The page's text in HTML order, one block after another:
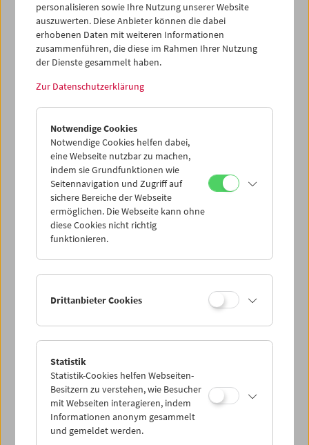
Meden und Christoph Huber in englischer Sprache.
Erhältlich seit 14. April 2022
Präsentation der DVD und Vorführung von
Anwesenheit von Lav Diaz.
DVD-Präsentation
Edition Filmmuseum
personalisieren sowie Ihre Nutzung unserer Website
auszuwerten. Diese Anbieter können die dabei
erhobenen Daten mit weiteren Informationen
zusammenführen, die diese im Rahmen Ihrer Nutzung
der Dienste gesammelt haben.
Zur Datenschutzerklärung
Notwendige Cookies
Notwendige Cookies helfen dabei,
eine Webseite nutzbar zu machen,
indem sie Grundfunktionen wie
Seitennavigation und Zugriff auf
sichere Bereiche der Webseite
ermöglichen. Die Webseite kann ohne
diese Cookies nicht richtig
funktionieren.
Drittanbieter Cookies
Statistik
Statistik-Cookies helfen Webseiten-
Besitzern zu verstehen, wie Besucher
mit Webseiten interagieren, indem
Informationen anonym gesammelt
und gemeldet werden.